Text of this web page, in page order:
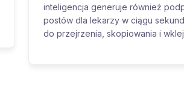
inteligencja generuje również
postów dla lekarzy w ciągu
do przejrzenia, skopiowania i